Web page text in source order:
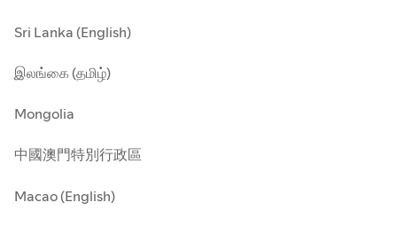
Sri Lanka (English)
இலங்கை (தமிழ்)
Mongolia
中國澳門特別行政區
Macao (English)